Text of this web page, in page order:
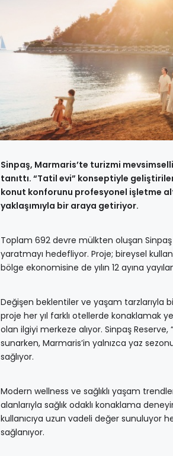
Sinpaş, Marmaris’te turizmi
tanıttı. “Tatil evi” konseptiyle
konut konforunu profesyonel işletme
yaklaşımıyla bir araya getiriyor.
Toplam 692 devre mülkten oluşan
yaratmayı hedefliyor. Proje; bireysel
bölge ekonomisine de yılın 12 ayına
Değişen beklentiler ve yaşam tarzlarıyla
proje her yıl farklı otellerde konaklamak
olan ilgiyi merkeze alıyor. Sinpaş Reserve,
sunarken, Marmaris’in yalnızca yaz
sağlıyor.
Modern wellness ve sağlıklı yaşam
alanlarıyla sağlık odaklı konaklama
kullanıcıya uzun vadeli değer sunuluyor
sağlanıyor.